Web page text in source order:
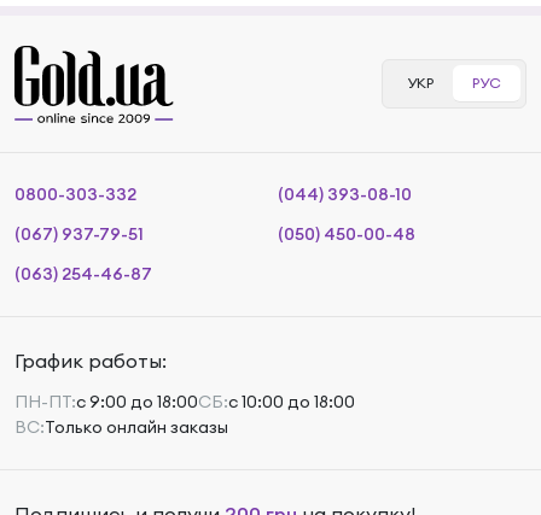
УКР РУС
0800-303-332
(044) 393-08-10
(067) 937-79-51
(050) 450-00-48
(063) 254-46-87
График работы:
ПН-ПТ:с 9:00 до 18:00СБ:с 10:00 до 18:00
ВС:Только онлайн заказы